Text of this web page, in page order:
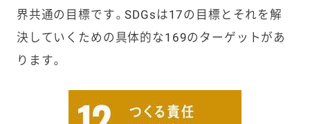
界共通の目標です。SDGsは17の目標とそれを解
決していくための具体的な169のターゲットがあ
ります。